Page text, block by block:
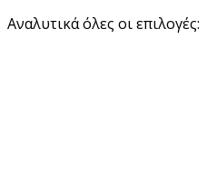
Αναλυτικά όλες οι επιλογές: